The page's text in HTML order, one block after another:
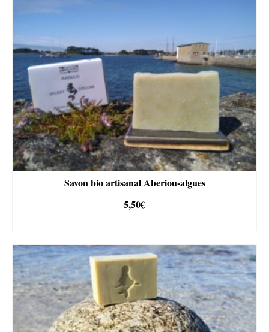
Savon bio artisanal Aberiou-algues
5,50€